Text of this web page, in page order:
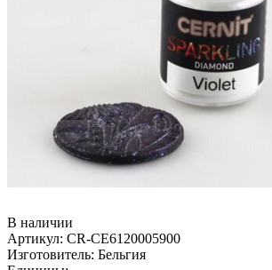
В наличии
Артикул: CR-CE6120005900
Изготовитель: Бельгия